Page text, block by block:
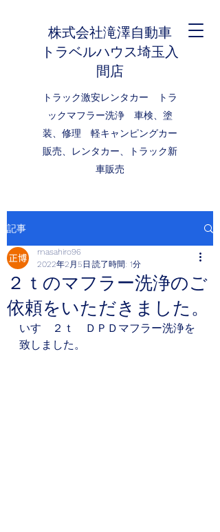
株式会社滝澤自動車
トラベルハウス埼玉入
間店
​トラック激安レンタカー トラ
ックマフラー洗浄 車検、塗
装、修理 軽キャンピングカー
販売、レンタカー、トラック新
車販売
記事
２ｔのマフラー洗浄のご
依頼をいただきました。
masahiro96
2022年2月5日 読了時間: 1分
いすゞ２ｔ　ＤＰＤマフラー洗浄を
致しました。